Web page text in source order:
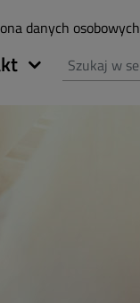
danych osobowych
Szukaj